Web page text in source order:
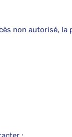
non autorisé, la